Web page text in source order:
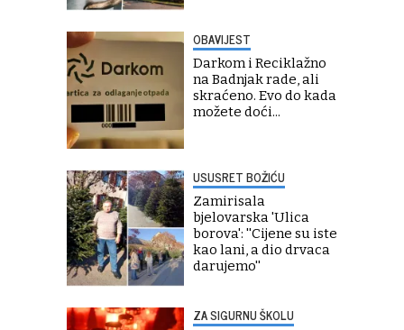
OBAVIJEST
Darkom i Reciklažno
na Badnjak rade, ali
skraćeno. Evo do kada
možete doći...
USUSRET BOŽIĆU
Zamirisala
bjelovarska 'Ulica
borova': ''Cijene su iste
kao lani, a dio drvaca
darujemo''
ZA SIGURNU ŠKOLU